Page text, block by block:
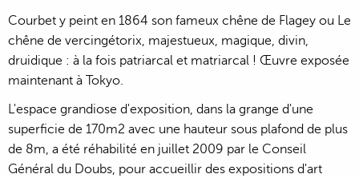
Courbet y peint en 1864 son fameux chêne de Flagey ou Le
chêne de vercingétorix, majestueux, magique, divin,
druidique : à la fois patriarcal et matriarcal ! Œuvre exposée
maintenant à Tokyo.
L'espace grandiose d'exposition, dans la grange d'une
superficie de 170m2 avec une hauteur sous plafond de plus
de 8m, a été réhabilité en juillet 2009 par le Conseil
Général du Doubs, pour accueillir des expositions d'art